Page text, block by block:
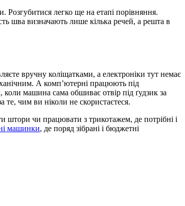
Розгубитися легко ще на етапі порівняння.
шва визначають лише кілька речей, а решта в
вручну коліщатками, а електроніки тут немає
А компʼютерні працюють під
машина сама обшиває отвір під ґудзик за
те, чим ви ніколи не скористаєтеся.
штори чи працювати з трикотажем, де потрібні і
машинки, де поряд зібрані і бюджетні